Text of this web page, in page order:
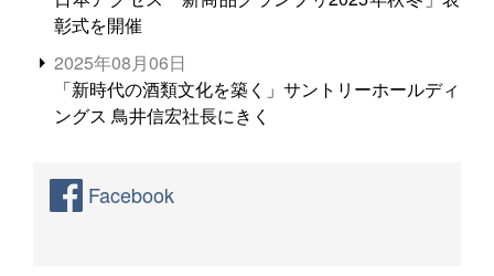
彰式を開催
2025年08月06日
「新時代の酒類文化を築く」サントリーホールディ
ングス 鳥井信宏社長にきく
Facebook